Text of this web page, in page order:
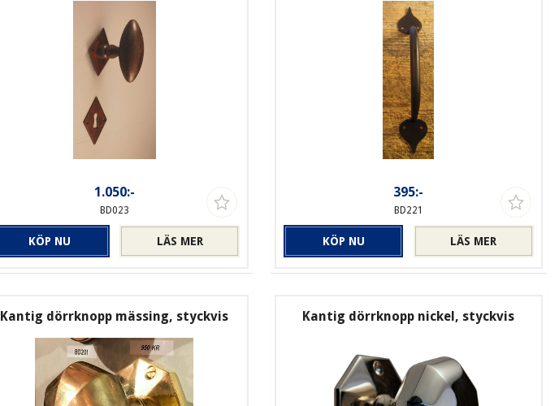
1.050:-
BD023
LÄS MER
KÖP NU
395:-
BD221
LÄS MER
KÖP NU
Kantig dörrknopp mässing, styckvis Kantig dörrknopp nickel, styckvis